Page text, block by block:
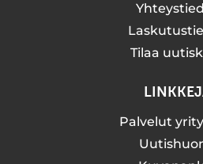
Tilaa
Palvelut